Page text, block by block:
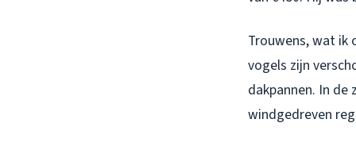
Trouwens, wat ik
vogels zijn
dakpannen. In
windgedreven